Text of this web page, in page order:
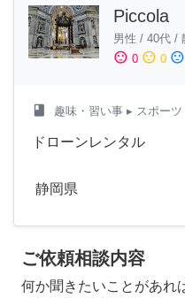
Piccola
男性 / 40代 /
sentiment_satisfied 0 sentiment_neutral 0 sentiment_dissatisfied
class 趣味・習い事 ▸ スポー
ドローンレンタル
静岡県
ご依頼相談内容
何か聞きたいことがあれ